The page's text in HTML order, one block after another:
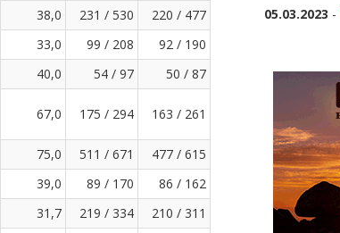
38,0 231 / 530
220 / 477
33,0 99 / 208
92 / 190
40,0 54 / 97
50 / 87
67,0 175 / 294 163 / 261
75,0 511 / 671
477 / 615
39,0 89 / 170
86 / 162
31,7 219 / 334
210 / 311
05.03.2023 -